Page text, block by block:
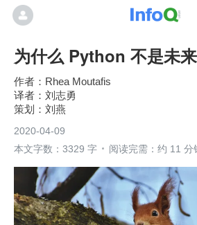
为什么 Python 不是未
Rhea Moutafis
刘志勇
刘燕
2020-04-09
本文字数：3329 字
阅读完需：约 11 分